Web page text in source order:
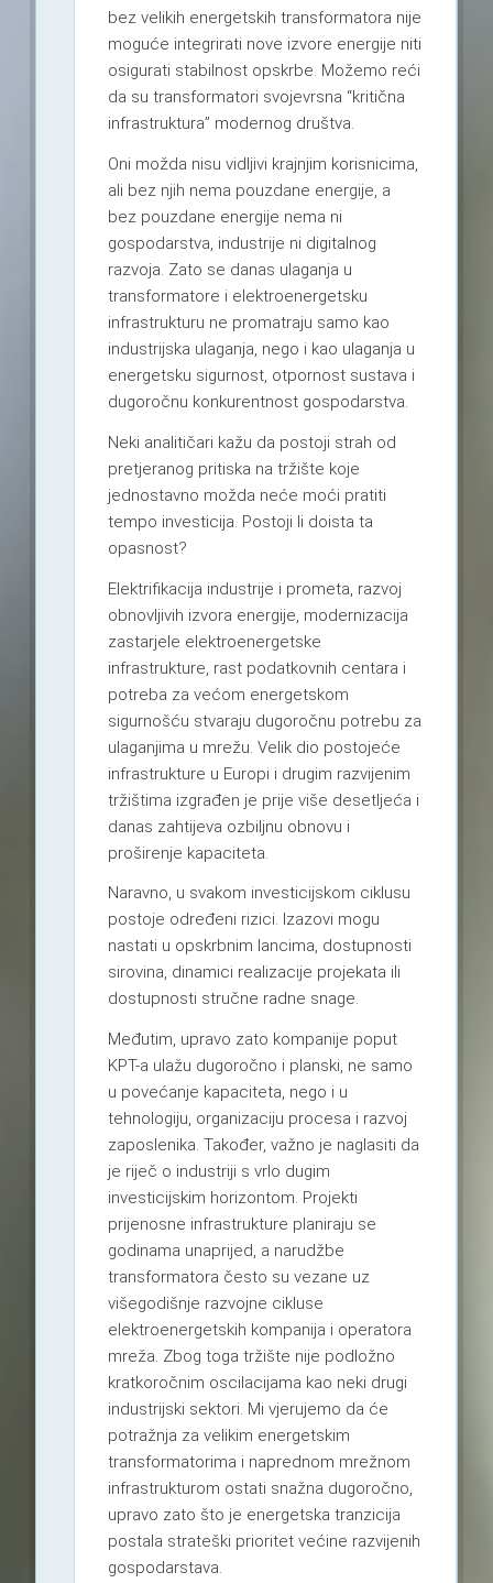
bez velikih energetskih transformatora nije
moguće integrirati nove izvore energije niti
osigurati stabilnost opskrbe. Možemo reći
da su transformatori svojevrsna “kritična
infrastruktura” modernog društva.
Oni možda nisu vidljivi krajnjim korisnicima,
ali bez njih nema pouzdane energije, a
bez pouzdane energije nema ni
gospodarstva, industrije ni digitalnog
razvoja. Zato se danas ulaganja u
transformatore i elektroenergetsku
infrastrukturu ne promatraju samo kao
industrijska ulaganja, nego i kao ulaganja u
energetsku sigurnost, otpornost sustava i
dugoročnu konkurentnost gospodarstva.
Neki analitičari kažu da postoji strah od
pretjeranog pritiska na tržište koje
jednostavno možda neće moći pratiti
tempo investicija. Postoji li doista ta
opasnost?
Elektrifikacija industrije i prometa, razvoj
obnovljivih izvora energije, modernizacija
zastarjele elektroenergetske
infrastrukture, rast podatkovnih centara i
potreba za većom energetskom
sigurnošću stvaraju dugoročnu potrebu za
ulaganjima u mrežu. Velik dio postojeće
infrastrukture u Europi i drugim razvijenim
tržištima izgrađen je prije više desetljeća i
danas zahtijeva ozbiljnu obnovu i
proširenje kapaciteta.
Naravno, u svakom investicijskom ciklusu
postoje određeni rizici. Izazovi mogu
nastati u opskrbnim lancima, dostupnosti
sirovina, dinamici realizacije projekata ili
dostupnosti stručne radne snage.
Međutim, upravo zato kompanije poput
KPT-a ulažu dugoročno i planski, ne samo
u povećanje kapaciteta, nego i u
tehnologiju, organizaciju procesa i razvoj
zaposlenika. Također, važno je naglasiti da
je riječ o industriji s vrlo dugim
investicijskim horizontom. Projekti
prijenosne infrastrukture planiraju se
godinama unaprijed, a narudžbe
transformatora često su vezane uz
višegodišnje razvojne cikluse
elektroenergetskih kompanija i operatora
mreža. Zbog toga tržište nije podložno
kratkoročnim oscilacijama kao neki drugi
industrijski sektori. Mi vjerujemo da će
potražnja za velikim energetskim
transformatorima i naprednom mrežnom
infrastrukturom ostati snažna dugoročno,
upravo zato što je energetska tranzicija
postala strateški prioritet većine razvijenih
gospodarstava.